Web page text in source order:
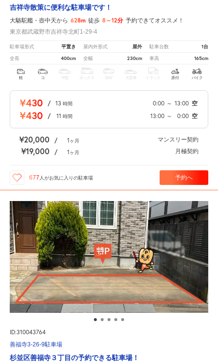
吉祥寺散策に便利な駐車場です！
大駱駝艦・壺中天から 628m 徒歩 8～12分 予約できてオススメ！
東京都武蔵野市吉祥寺北町1-29-4
駐車場形式 平置き 屋内外形式 屋外 駐車台数 1台
全長 400cm 全幅 230cm 車高 165cm
軽 コ 中型 ボックス SUV 大型車 トラック 原付 バイク
¥430 / 13 時間 0:00 ～ 13:00 空
¥430 / 11 時間 13:00 ～ 0:00 空
¥20,000 / 1ヶ月 マンスリー契約
¥19,000 / 1ヶ月 月極契約
677 人がお気に入りの駐車場 予約へ
ID:310043764
善福寺3-26-9駐車場
杉並区善福寺３丁目の予約できる駐車場！